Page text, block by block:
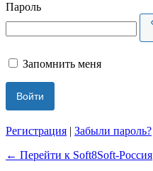
Пароль
Запомнить меня
Регистрация | Забыли пароль?
← Перейти к Soft8Soft-Россия